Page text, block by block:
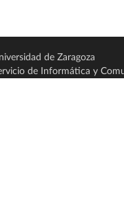
de Zaragoza
de Informática y